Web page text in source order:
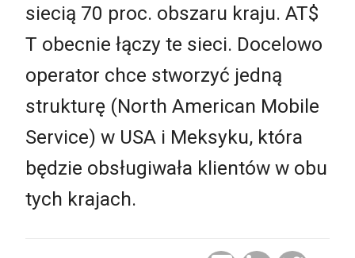
siecią 70 proc. obszaru kraju. AT$
T obecnie łączy te sieci. Docelowo
operator chce stworzyć jedną
strukturę (North American Mobile
Service) w USA i Meksyku, która
będzie obsługiwała klientów w obu
tych krajach.